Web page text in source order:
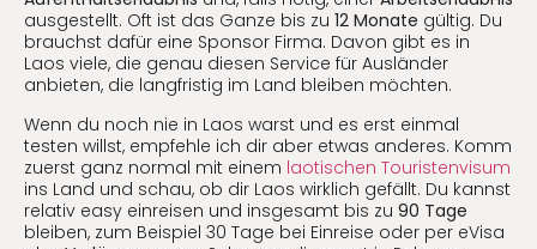
ausgestellt. Oft ist das Ganze bis zu 12 Monate gültig. Du
brauchst dafür eine Sponsor Firma. Davon gibt es in
Laos viele, die genau diesen Service für Ausländer
anbieten, die langfristig im Land bleiben möchten.
Wenn du noch nie in Laos warst und es erst einmal
testen willst, empfehle ich dir aber etwas anderes. Komm
zuerst ganz normal mit einem laotischen Touristenvisum
ins Land und schau, ob dir Laos wirklich gefällt. Du kannst
relativ easy einreisen und insgesamt bis zu 90 Tage
bleiben, zum Beispiel 30 Tage bei Einreise oder per eVisa